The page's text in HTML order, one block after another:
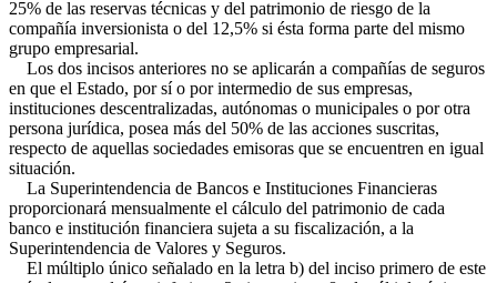
25% de las reservas técnicas y del patrimonio de riesgo de la
compañía inversionista o del 12,5% si ésta forma parte del mismo
grupo empresarial.
Los dos incisos anteriores no se aplicarán a compañías de seguros
en que el Estado, por sí o por intermedio de sus empresas,
instituciones descentralizadas, autónomas o municipales o por otra
persona jurídica, posea más del 50% de las acciones suscritas,
respecto de aquellas sociedades emisoras que se encuentren en igual
situación.
La Superintendencia de Bancos e Instituciones Financieras
proporcionará mensualmente el cálculo del patrimonio de cada
banco e institución financiera sujeta a su fiscalización, a la
Superintendencia de Valores y Seguros.
El múltiplo único señalado en la letra b) del inciso primero de este